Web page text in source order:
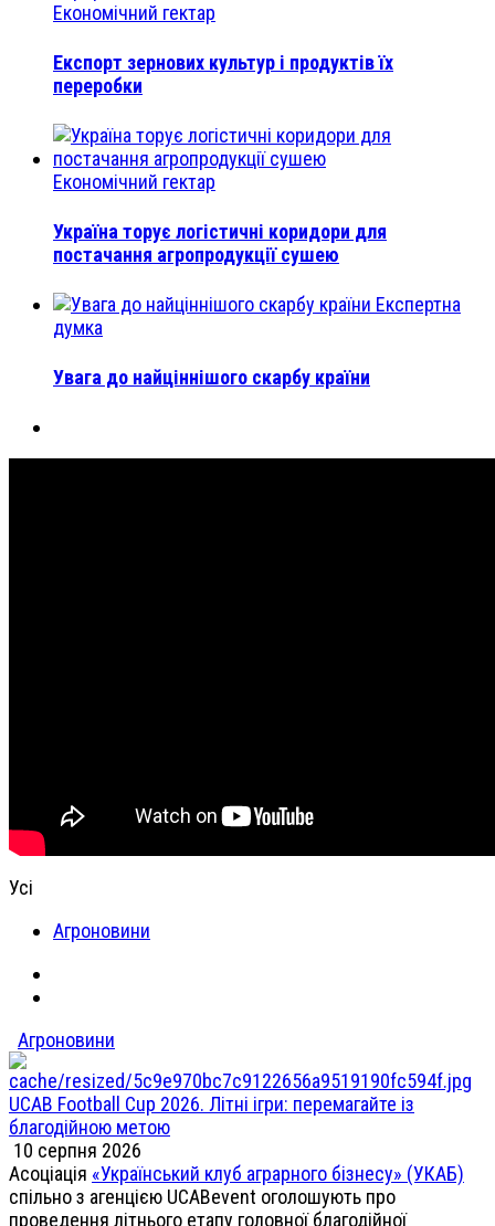
Економічний гектар
Експорт зернових культур і продуктів їх
переробки
Економічний гектар
Україна торує логістичні коридори для
постачання агропродукції сушею
Експертна
думка
Увага до найціннішого скарбу країни
Усі
Агроновини
Агроновини
UCAB Football Cup 2026. Літні ігри: перемагайте із
благодійною метою
10 серпня 2026
Асоціація «Український клуб аграрного бізнесу» (УКАБ)
спільно з агенцією UCABevent оголошують про
проведення літнього етапу головної благодійної